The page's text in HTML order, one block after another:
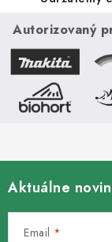
Autorizovaný
Aktuálne
Email